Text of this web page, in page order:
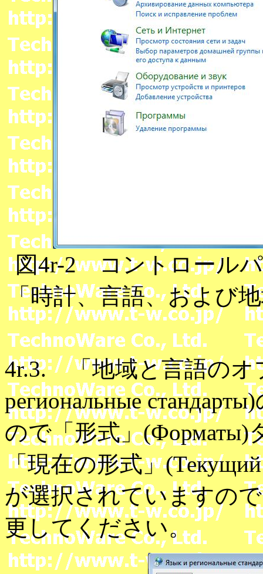
図4r-2 コントロールパ
「時計、言語、および
4r.3. 「地域と言語のオ
региональные
ので「形式」(Форматы)
「現在の形式」
が選択されていますの
更してください。